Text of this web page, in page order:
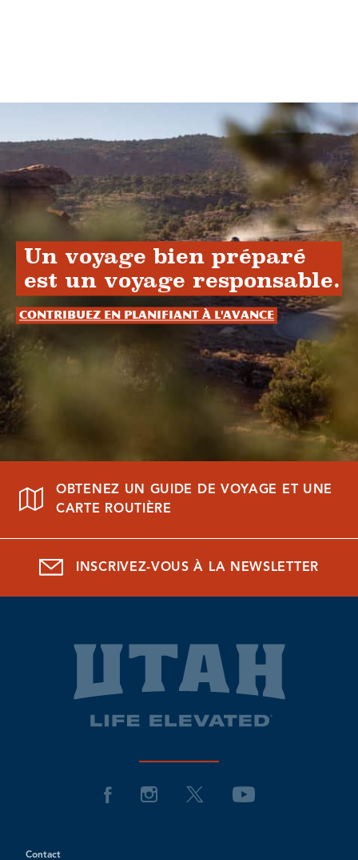
Un voyage bien préparé
est un voyage responsable.
Contribuez en planifiant à l'avance
OBTENEZ UN GUIDE DE VOYAGE ET UNE
CARTE ROUTIÈRE
INSCRIVEZ-VOUS À LA NEWSLETTER
Contact